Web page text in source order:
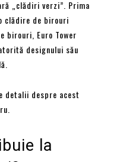
„clădiri verzi”. Prima
clădire de birouri
birouri, Euro Tower
designului său
detalii despre acest
la